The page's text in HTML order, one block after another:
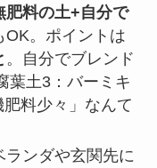
肥料の土+自分で
OK。ポイントは
。自分でブレンド
葉土3：バーミキ
料少々」なんて
ンダや玄関先に